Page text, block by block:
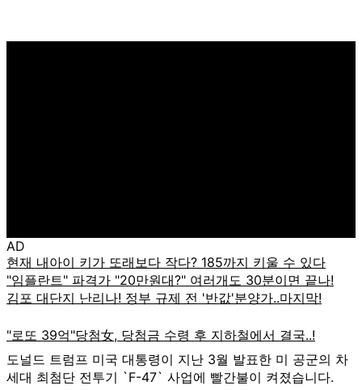
AD
도널드 트럼프 미국 대통령이 지난 3월 발표한 미 공군의 차
세대 최첨단 전투기 `F-47` 사업에 빨간불이 켜졌습니다.